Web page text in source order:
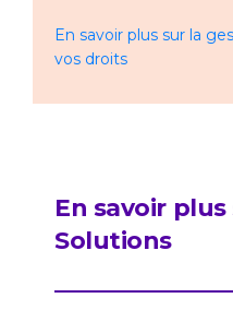
En savoir plus sur la
vos droits
En savoir
Solutions